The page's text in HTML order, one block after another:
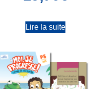
Lire la suite